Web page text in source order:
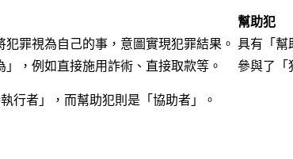
幫助犯
罪視為自己的事，意圖實現犯罪結果。 具有「幫
，例如直接施用詐術、直接取款等。 參與了「
行者」，而幫助犯則是「協助者」。